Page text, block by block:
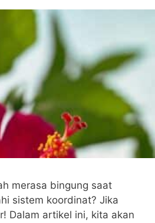
merasa bingung ​saat
sistem ‍koordinat? ​Jika
⁢Dalam artikel⁣ ini, kita akan